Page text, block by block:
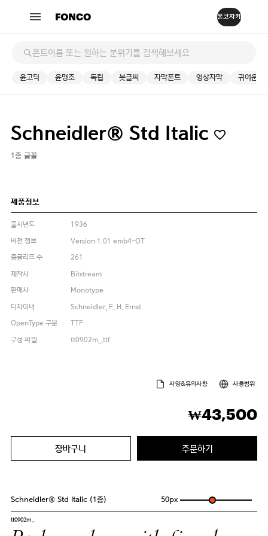
윤고딕 윤명조 독립 붓글씨 자막폰트 영상자막 귀여운
Schneidler® Std Italic
1종 글꼴
제품정보
출시년도
1936
버전 정보
Version 1.01 emb4-OT
총글리프 수
261
제작사
Bitstream
판매사
Monotype
디자이너
Schneidler, F. H. Ernst
OpenType 구분
TTF
구성 파일
tt0902m_.ttf
사양&유의사항 사용범위
₩43,500
장바구니 주문하기
Schneidler® Std Italic (1종) 50px
tt0902m_